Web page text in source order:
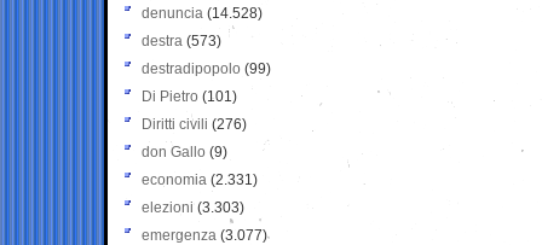
denuncia (14.528)
destra (573)
destradipopolo (99)
Di Pietro (101)
Diritti civili (276)
don Gallo (9)
economia (2.331)
elezioni (3.303)
emergenza (3.077)